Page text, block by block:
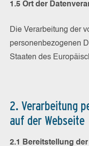
1.5 Ort der
Die Verarbeitung der
personenbezogenen
Staaten des
2. Verarbeitung
auf der Webseite
2.1 Bereitstellung